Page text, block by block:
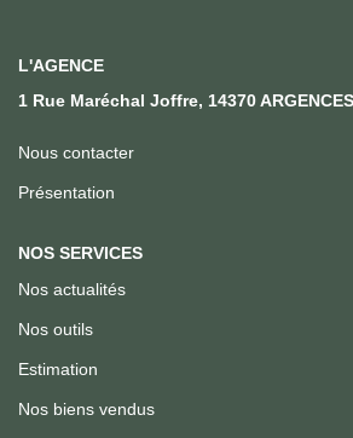
L'AGENCE
1 Rue Maréchal Joffre, 14370 ARGENCES
Nous contacter
Présentation
NOS SERVICES
Nos actualités
Nos outils
Estimation
Nos biens vendus